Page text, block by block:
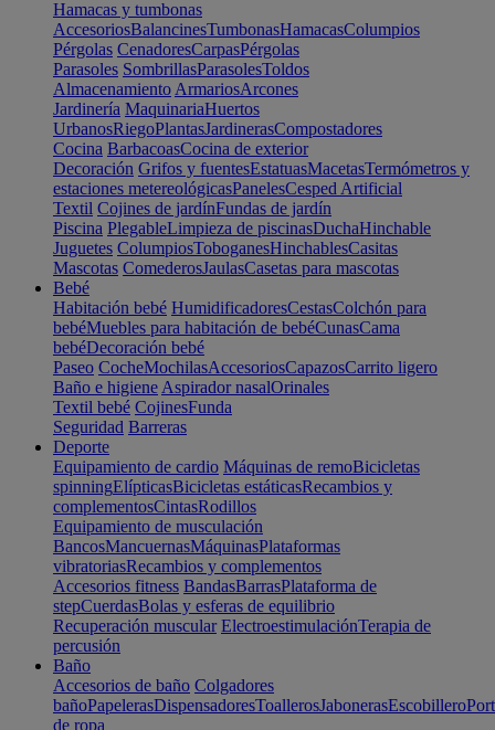
Hamacas y tumbonas
AccesoriosBalancinesTumbonasHamacasColumpios
Pérgolas CenadoresCarpasPérgolas
Parasoles SombrillasParasolesToldos
Almacenamiento ArmariosArcones
Jardinería MaquinariaHuertos
UrbanosRiegoPlantasJardinerasCompostadores
Cocina BarbacoasCocina de exterior
Decoración Grifos y fuentesEstatuasMacetasTermómetros y
estaciones metereológicasPanelesCesped Artificial
Textil Cojines de jardínFundas de jardín
Piscina PlegableLimpieza de piscinasDuchaHinchable
Juguetes ColumpiosToboganesHinchablesCasitas
Mascotas ComederosJaulasCasetas para mascotas
Bebé
Habitación bebé HumidificadoresCestasColchón para
bebéMuebles para habitación de bebéCunasCama
bebéDecoración bebé
Paseo CocheMochilasAccesoriosCapazosCarrito ligero
Baño e higiene Aspirador nasalOrinales
Textil bebé CojinesFunda
Seguridad Barreras
Deporte
Equipamiento de cardio Máquinas de remoBicicletas
spinningElípticasBicicletas estáticasRecambios y
complementosCintasRodillos
Equipamiento de musculación
BancosMancuernasMáquinasPlataformas
vibratoriasRecambios y complementos
Accesorios fitness BandasBarrasPlataforma de
stepCuerdasBolas y esferas de equilibrio
Recuperación muscular ElectroestimulaciónTerapia de
percusión
Baño
Accesorios de baño Colgadores
bañoPapelerasDispensadoresToallerosJabonerasEscobillero
de ropa